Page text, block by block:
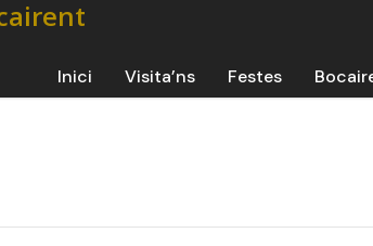
Inici Visita’ns Festes